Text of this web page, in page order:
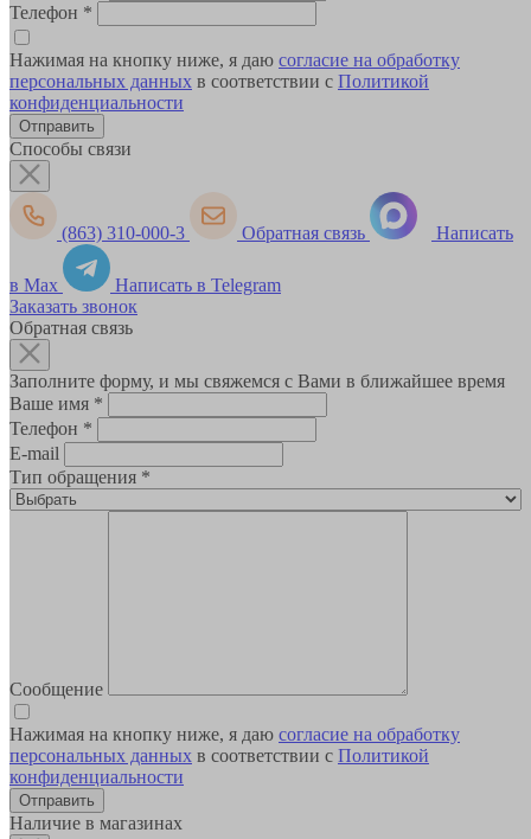
Телефон *
Нажимая на кнопку ниже, я даю согласие на обработку
персональных данных в соответствии с Политикой
конфиденциальности
Способы связи
(863) 310-000-3 Обратная связь Написать
в Max
Написать в Telegram
Заказать звонок
Обратная связь
Заполните форму, и мы свяжемся с Вами в ближайшее время
Ваше имя *
Телефон *
E-mail
Тип обращения *
Сообщение
Нажимая на кнопку ниже, я даю согласие на обработку
персональных данных в соответствии с Политикой
конфиденциальности
Наличие в магазинах